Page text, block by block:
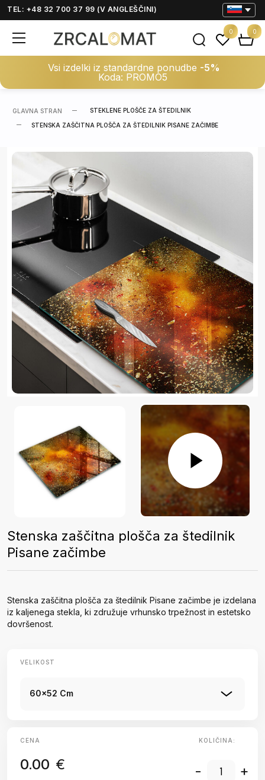
TEL: +48 32 700 37 99 (V ANGLEŠČINI)
Vsi izdelki iz standardne ponudbe -5%
Koda: PROMO5
0 0
GLAVNA STRAN STEKLENE PLOŠČE ZA ŠTEDILNIK
STENSKA ZAŠČITNA PLOŠČA ZA ŠTEDILNIK PISANE ZAČIMBE
Stenska zaščitna plošča za štedilnik
Pisane začimbe
Stenska zaščitna plošča za štedilnik Pisane začimbe je izdelana
iz kaljenega stekla, ki združuje vrhunsko trpežnost in estetsko
dovršenost.
VELIKOST
60x52 Cm
CENA
0.00 €
KOLIČINA:
- +